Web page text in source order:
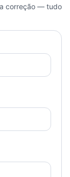
correção — tudo